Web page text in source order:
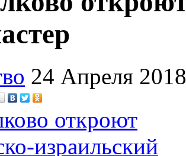
24 Апреля 2018